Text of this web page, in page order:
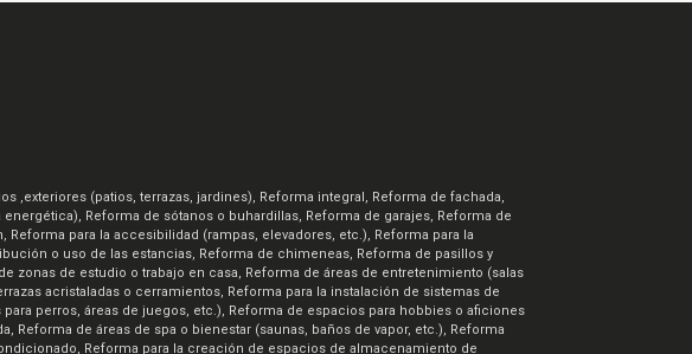
,exteriores (patios, terrazas, jardines), Reforma integral, Reforma de fachada,
Reforma de sótanos o buhardillas, Reforma de garajes, Reforma de
para la accesibilidad (rampas, elevadores, etc.), Reforma para la
o uso de las estancias, Reforma de chimeneas, Reforma de pasillos y
zonas de estudio o trabajo en casa, Reforma de áreas de entretenimiento (salas
acristaladas o cerramientos, Reforma para la instalación de sistemas de
perros, áreas de juegos, etc.), Reforma de espacios para hobbies o aficiones
de áreas de spa o bienestar (saunas, baños de vapor, etc.), Reforma
Reforma para la creación de espacios de almacenamiento de